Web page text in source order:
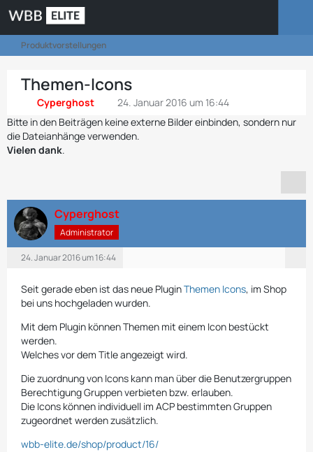
Produktvorstellungen
Themen-Icons
Cyperghost
24. Januar 2016 um 16:44
Bitte in den Beiträgen keine externe Bilder einbinden, sondern nur
die Dateianhänge verwenden.
Vielen dank.
Cyperghost
Administrator
24. Januar 2016 um 16:44
Seit gerade eben ist das neue PluginThemen Icons, im Shop
bei uns hochgeladen wurden.
Mit dem Plugin können Themen mit einem Icon bestückt
werden.
Welches vor dem Title angezeigt wird.
Die zuordnung von Icons kann man über die Benutzergruppen
Berechtigung Gruppen verbieten bzw. erlauben.
Die Icons können individuell im ACP bestimmten Gruppen
zugeordnet werden zusätzlich.
wbb-elite.de/shop/product/16/